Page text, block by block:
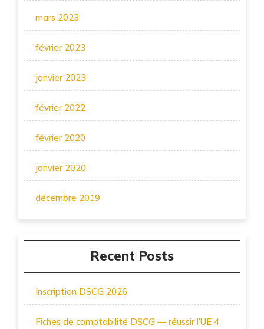
mars 2023
février 2023
janvier 2023
février 2022
février 2020
janvier 2020
décembre 2019
Recent Posts
Inscription DSCG 2026
Fiches de comptabilité DSCG — réussir l’UE 4